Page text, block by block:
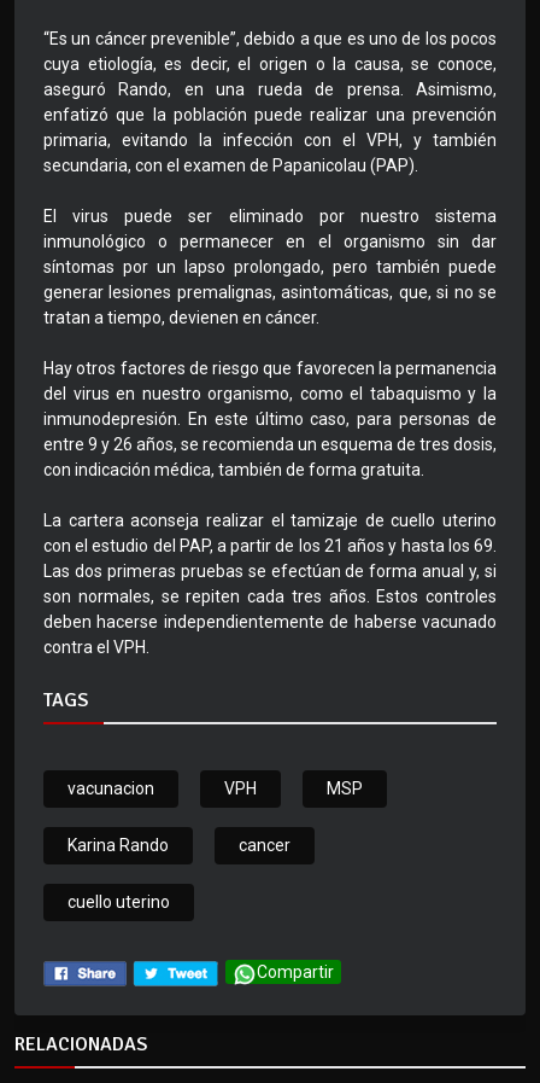
“Es un cáncer prevenible”, debido a que es uno de los pocos
cuya etiología, es decir, el origen o la causa, se conoce,
aseguró Rando, en una rueda de prensa. Asimismo,
enfatizó que la población puede realizar una prevención
primaria, evitando la infección con el VPH, y también
secundaria, con el examen de Papanicolau (PAP).
El virus puede ser eliminado por nuestro sistema
inmunológico o permanecer en el organismo sin dar
síntomas por un lapso prolongado, pero también puede
generar lesiones premalignas, asintomáticas, que, si no se
tratan a tiempo, devienen en cáncer.
Hay otros factores de riesgo que favorecen la permanencia
del virus en nuestro organismo, como el tabaquismo y la
inmunodepresión. En este último caso, para personas de
entre 9 y 26 años, se recomienda un esquema de tres dosis,
con indicación médica, también de forma gratuita.
La cartera aconseja realizar el tamizaje de cuello uterino
con el estudio del PAP, a partir de los 21 años y hasta los 69.
Las dos primeras pruebas se efectúan de forma anual y, si
son normales, se repiten cada tres años. Estos controles
deben hacerse independientemente de haberse vacunado
contra el VPH.
TAGS
vacunacion VPH MSP
Karina Rando cancer
cuello uterino
Compartir
RELACIONADAS